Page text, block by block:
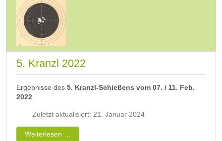
5. Kranzl 2022
Ergebnisse des 5. Kranzl-Schießens vom 07. / 11. Feb.
2022
Zuletzt aktualisiert: 21. Januar 2024
Weiterlesen …